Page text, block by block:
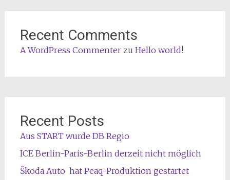
Recent Comments
A WordPress Commenterzu Hello world!
Recent Posts
Aus START wurde DB Regio
ICE Berlin-Paris-Berlin derzeit nicht möglich
Škoda Auto hat Peaq-Produktion gestartet